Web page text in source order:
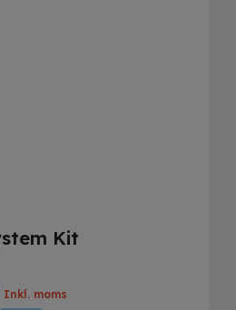
Kit
Inkl. moms